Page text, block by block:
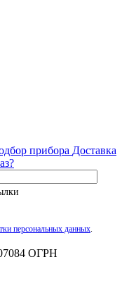
прибора Доставка
персональных данных
ОГРН